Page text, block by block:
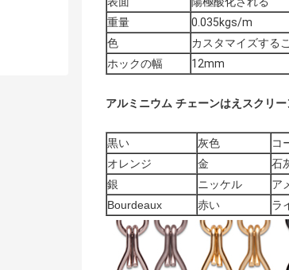
重量
0.035kgs/m
色
カスタマイズする
ホックの幅
12mm
アルミニウム チェーンはえスクリ
黒い 灰色 コ
オレンジ
金 石
銀
ニッケル ア
Bourdeaux
赤い ラ